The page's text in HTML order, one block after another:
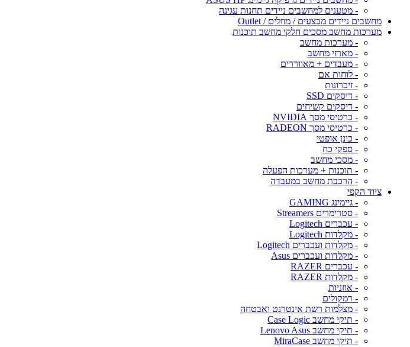
- מטענים למחשבים ניידים תחנות עגינה
מחשבים ניידים מבצעים / מוזלים / Outlet
מערכות מחשב מסכים חלקי מחשב תוכנות
- מערכות מחשב
- מארזי מחשב
- מעבדים + מאווררים
- לוחות אם
- זיכרונות
- דיסקים SSD
- דיסקים קשיחים
- כרטיסי מסך NVIDIA
- כרטיסי מסך RADEON
- כונן אופטי
- ספקי כח
- מסכי מחשב
- תוכנות + מערכות הפעלה
- הרכבת מחשב במעבדה
ציוד הקפי
- גיימינג GAMING
- סטרימרים Streamers
- עכברים Logitech
- מקלדות Logitech
- מקלדות ועכברים Logitech
- מקלדות ועכברים Asus
- עכברים RAZER
- מקלדות RAZER
- אוזניות
- רמקולים
- מצלמות רשת אינטרנט ואבטחה
- תיקי מחשב Case Logic
- תיקי מחשב Lenovo Asus
- תיקי מחשב MiraCase